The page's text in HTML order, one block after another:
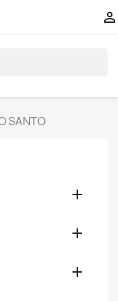

SANTO


